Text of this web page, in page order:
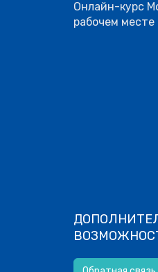
Онлайн-курс
рабочем месте